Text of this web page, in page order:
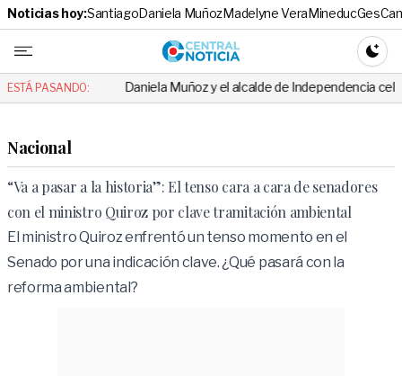
Noticias hoy:SantiagoDaniela MuñozMadelyne VeraMineducGes
Central
ESTÁ PASANDO:
Daniela Muñoz y el alcalde de Independencia celebraron hito:
Nacional
“Va a pasar a la historia”: El tenso cara a cara de senadores
con el ministro Quiroz por clave tramitación ambiental
El ministro Quiroz enfrentó un tenso momento en el
Senado por una indicación clave. ¿Qué pasará con la
reforma ambiental?